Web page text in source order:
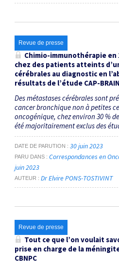
Revue de presse
Chimio-immunothérapie en
chez des patients atteints
cérébrales au diagnostic en
résultats de l’étude CAP-BRAIN
Des métastases cérébrales sont
cancer bronchique non à petites
oncogénique, chez environ 30 %
été majoritairement exclus des
DATE DE PARUTION 30 juin 2023
PARU DANS
Correspondances en
juin 2023
AUTEUR Dr Elvire PONS-TOSTIVINT
Revue de presse
Tout ce que l’on voulait
prise en charge de la
CBNPC